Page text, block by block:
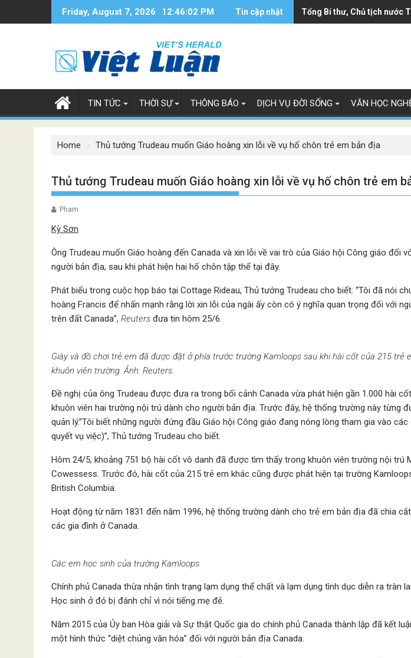
Friday, August 7, 2026 12:46:03 PM Tin cập nhật Ông Trump ký sắc lệnh hạn
Tổng Bí thư, Chủ tịch nước
TIN TỨC THỜI SỰ THÔNG BÁO DỊCH VỤ ĐỜI SỐNG VĂN HỌC
Home Thủ tướng Trudeau muốn Giáo hoàng xin lỗi về vụ hố chôn trẻ em bản địa
Thủ tướng Trudeau muốn Giáo hoàng xin lỗi về vụ hố chôn trẻ em
Pham
Kỳ Sơn
Ông Trudeau muốn Giáo hoàng đến Canada và xin lỗi về vai trò của Giáo hội Công giáo đối
người bản địa, sau khi phát hiện hai hố chôn tập thể tại đây.
Phát biểu trong cuộc họp báo tại Cottage Rideau, Thủ tướng Trudeau cho biết: “Tôi đã nói
hoàng Francis để nhấn mạnh rằng lời xin lỗi của ngài ấy còn có ý nghĩa quan trọng đối với
trên đất Canada”, Reuters đưa tin hôm 25/6.
Giày và đồ chơi trẻ em đã được đặt ở phía trước trường Kamloops sau khi hài cốt của 215 trẻ
khuôn viên trường. Ảnh: Reuters.
Đề nghị của ông Trudeau được đưa ra trong bối cảnh Canada vừa phát hiện gần 1.000 hài
khuôn viên hai trường nội trú dành cho người bản địa. Trước đây, hệ thống trường này từng
quản lý.”Tôi biết những người đứng đầu Giáo hội Công giáo đang nóng lòng tham gia vào
quyết vụ việc)”, Thủ tướng Trudeau cho biết.
Hôm 24/5, khoảng 751 bộ hài cốt vô danh đã được tìm thấy trong khuôn viên trường nội trú
Cowessess. Trước đó, hài cốt của 215 trẻ em khác cũng được phát hiện tại trường
British Columbia.
Hoạt động từ năm 1831 đến năm 1996, hệ thống trường dành cho trẻ em bản địa đã chia
các gia đình ở Canada.
Các em học sinh của trường Kamloops
Chính phủ Canada thừa nhận tình trạng lạm dụng thể chất và lạm dụng tình dục diễn ra tràn
Học sinh ở đó bị đánh chỉ vì nói tiếng mẹ đẻ.
Năm 2015 của Ủy ban Hòa giải và Sự thật Quốc gia do chính phủ Canada thành lập đã kết
một hình thức “diệt chủng văn hóa” đối với người bản địa Canada.